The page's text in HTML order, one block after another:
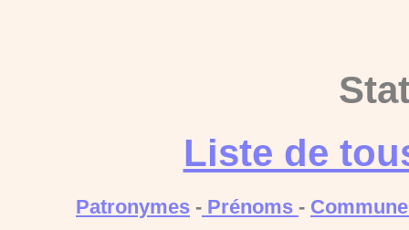
Liste de
Patronymes - Prénoms -